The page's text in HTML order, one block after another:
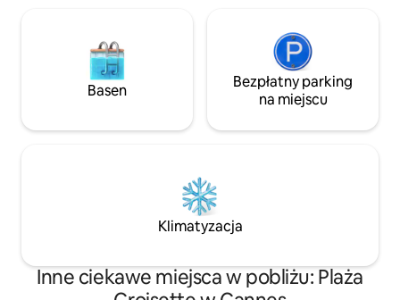
Basen
Bezpłatny parking
na miejscu
Klimatyzacja
Inne ciekawe miejsca w pobliżu: Plaża